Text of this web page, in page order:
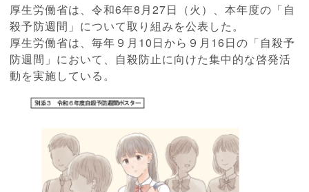
厚生労働省は、令和6年8月27日（火）、本年度の「自
殺予防週間」について取り組みを公表した。
厚生労働省は、毎年９月10日から９月16日の「自殺予
防週間」において、自殺防止に向けた集中的な啓発活
動を実施している。